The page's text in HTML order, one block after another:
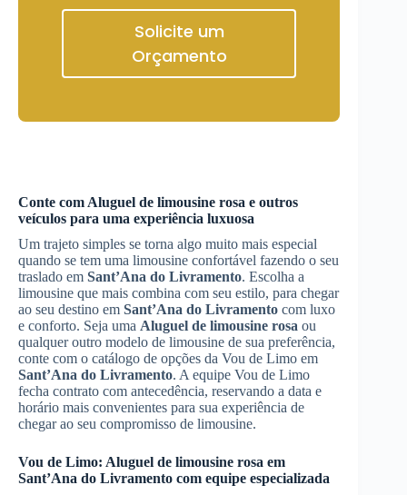
Solicite um
Orçamento
Conte com Aluguel de limousine rosa e outros
veículos para uma experiência luxuosa
Um trajeto simples se torna algo muito mais especial
quando se tem uma limousine confortável fazendo o seu
traslado em Sant’Ana do Livramento. Escolha a
limousine que mais combina com seu estilo, para chegar
ao seu destino em Sant’Ana do Livramento com luxo
e conforto. Seja uma Aluguel de limousine rosa ou
qualquer outro modelo de limousine de sua preferência,
conte com o catálogo de opções da Vou de Limo em
Sant’Ana do Livramento. A equipe Vou de Limo
fecha contrato com antecedência, reservando a data e
horário mais convenientes para sua experiência de
chegar ao seu compromisso de limousine.
Vou de Limo: Aluguel de limousine rosa em
Sant’Ana do Livramento com equipe especializada